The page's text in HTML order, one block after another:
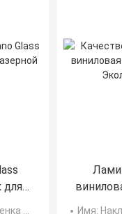
для
защитная
Имя: